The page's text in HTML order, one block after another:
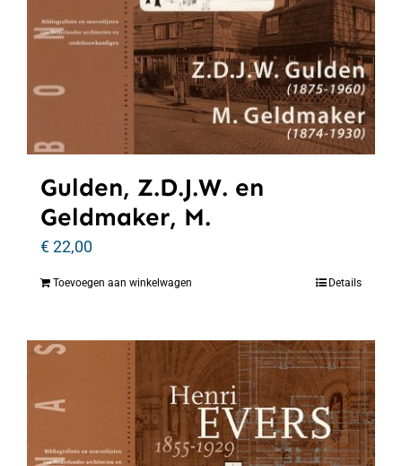
Gulden, Z.D.J.W. en
Geldmaker, M.
€22,00
Toevoegen aan winkelwagen Details